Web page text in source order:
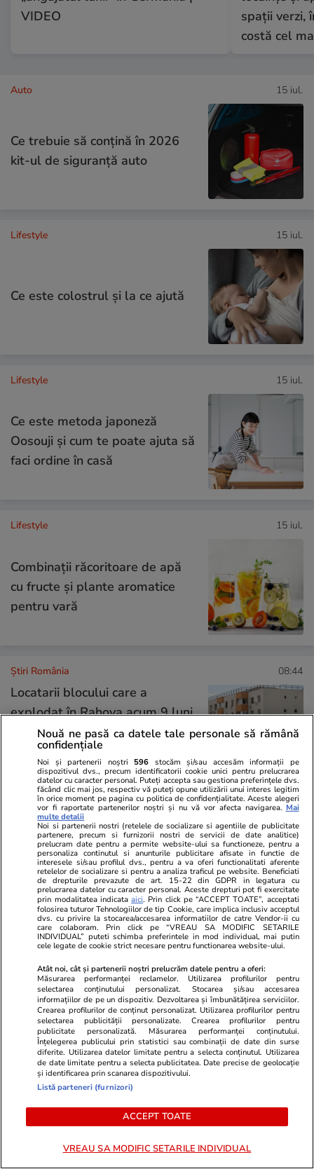
VIDEO
spații verzi,
costă cel
Auto 15 iul.
Ce trebuie să conţină în 2026
kit-ul de siguranţă auto
Lifestyle 15 iul.
Ce este colostrul și la ce ajută
Lifestyle 15 iul.
Ce este metoda japoneză
Oosouji și cum te poate ajuta să
faci ordine în casă
Lifestyle 15 iul.
Combinaţii răcoritoare de apă
cu fructe şi plante aromatice
pentru vară
Știri România 08:44
Locatarii blocului care a
explodat în Rahova acum 9 luni
și-au pierdut speranța: „Ne duc
până la alegeri, atunci poate se
mișcă lucrurile”
Știri România 15 iul.
Proiectul reactoarelor SMR de
la Doicești continuă în forma
inițială. Decizia luată de
acționarii Nuclearelectrica
Video cu infractori români luați
pe sus de pe stradă de polițiști
în civil, la Amsterdam. O bandă
întreagă a fost destructurată,
trei membri prinși în țară
Exclusiv
Știri România 15 iul.
Cum este să studiezi în Franța
și în Țările de Jos. Patru tineri
Nouă ne pasă ca datele tale personale să rămână
confidențiale
Noi și partenerii noștri 596 stocăm și/sau accesăm informații pe
dispozitivul dvs., precum identificatorii cookie unici pentru prelucrarea
datelor cu caracter personal. Puteți accepta sau gestiona preferințele dvs.
făcând clic mai jos, respectiv vă puteți opune utilizării unui interes legitim
în orice moment pe pagina cu politica de confidențialitate. Aceste alegeri
vor fi raportate partenerilor noștri și nu vă vor afecta navigarea. Mai
multe detalii
Noi si partenerii nostri (retelele de socializare si agentiile de publicitate
partenere, precum si furnizorii nostri de servicii de date analitice)
prelucram date pentru a permite website-ului sa functioneze, pentru a
personaliza continutul si anunturile publicitare afisate in functie de
interesele si/sau profilul dvs., pentru a va oferi functionalitati aferente
retelelor de socializare si pentru a analiza traficul pe website. Beneficiati
de drepturile prevazute de art. 15-22 din GDPR in legatura cu
prelucrarea datelor cu caracter personal. Aceste drepturi pot fi exercitate
prin modalitatea indicataaici. Prin click pe “ACCEPT TOATE”, acceptati
folosirea tuturor Tehnologiilor de tip Cookie, care implica inclusiv acceptul
dvs. cu privire la stocarea/accesarea informatiilor de catre Vendor-ii cu
care colaboram. Prin click pe “VREAU SA MODIFIC SETARILE
INDIVIDUAL” puteti schimba preferintele in mod individual, mai putin
cele legate de cookie strict necesare pentru functionarea website-ului.
Atât noi, cât și partenerii noștri prelucrăm datele pentru a oferi:
Măsurarea performanței reclamelor. Utilizarea profilurilor pentru
selectarea conținutului personalizat. Stocarea și/sau accesarea
informațiilor de pe un dispozitiv. Dezvoltarea și îmbunătățirea serviciilor.
Crearea profilurilor de conținut personalizat. Utilizarea profilurilor pentru
selectarea publicității personalizate. Crearea profilurilor pentru
publicitate personalizată. Măsurarea performanței conținutului.
Înțelegerea publicului prin statistici sau combinații de date din surse
diferite. Utilizarea datelor limitate pentru a selecta conținutul. Utilizarea
de date limitate pentru a selecta publicitatea. Date precise de geolocație
și identificarea prin scanarea dispozitivului.
Listă parteneri (furnizori)
ACCEPT TOATE
VREAU SA MODIFIC SETARILE INDIVIDUAL